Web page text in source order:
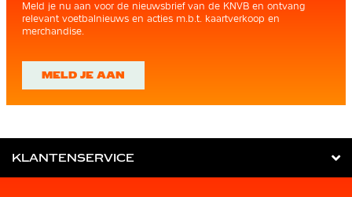
Meld je nu aan voor de nieuwsbrief van de KNVB en ontvang
relevant voetbalnieuws en acties m.b.t. kaartverkoop en
merchandise.
MELD JE AAN
KLANTENSERVICE